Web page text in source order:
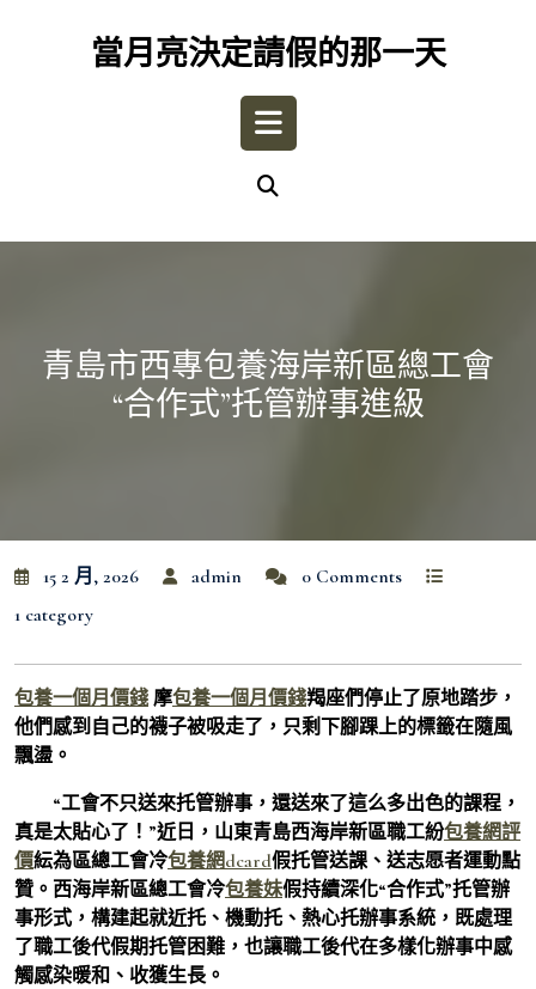
當月亮決定請假的那一天
Open
青島市西專包養海岸新區總工會
“合作式”托管辦事進級
15 2 月, 2026 admin
0 Comments
1 category
包養一個月價錢 摩包養一個月價錢羯座們停止了原地踏步，
他們感到自己的襪子被吸走了，只剩下腳踝上的標籤在隨風
飄盪。
“工會不只送來托管辦事，還送來了這么多出色的課程，
真是太貼心了！”近日，山東青島西海岸新區職工紛包養網評
價紜為區總工會冷包養網dcard假托管送課、送志愿者運動點
贊。西海岸新區總工會冷包養妹假持續深化“合作式”托管辦
事形式，構建起就近托、機動托、熱心托辦事系統，既處理
了職工後代假期托管困難，也讓職工後代在多樣化辦事中感
觸感染暖和、收獲生長。